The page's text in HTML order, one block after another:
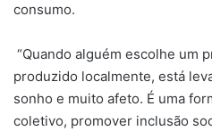
consumo.
“Quando alguém escolhe um
produzido localmente, está
sonho e muito afeto. É uma
coletivo, promover inclusão